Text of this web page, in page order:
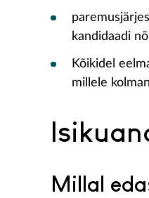
kandidaadi
Kõikidel
millele
Millal